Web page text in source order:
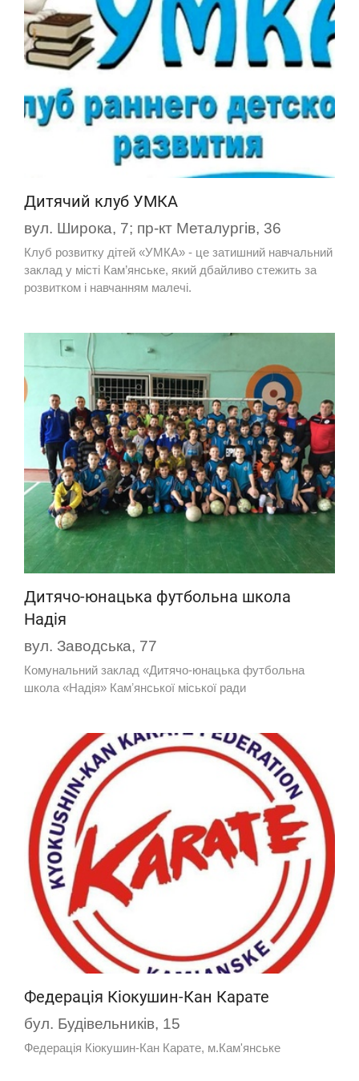
Дитячий клуб УМКА
вул. Широка, 7; пр-кт Металургів, 36
Клуб розвитку дітей «УМКА» - це затишний навчальний
заклад у місті Кам’янське, який дбайливо стежить за
розвитком і навчанням малечі.
Дитячо-юнацька футбольна школа
Надія
вул. Заводська, 77
Комунальний заклад «Дитячо-юнацька футбольна
школа «Надія» Камʼянської міської ради
Федерація Кіокушин-Кан Карате
бул. Будівельників, 15
Федерація Кіокушин-Кан Карате, м.Кам'янське